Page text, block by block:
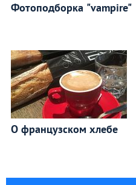
Фотоподборка "vampire"
О французском хлебе